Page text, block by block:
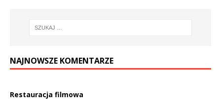
NAJNOWSZE KOMENTARZE
Restauracja filmowa